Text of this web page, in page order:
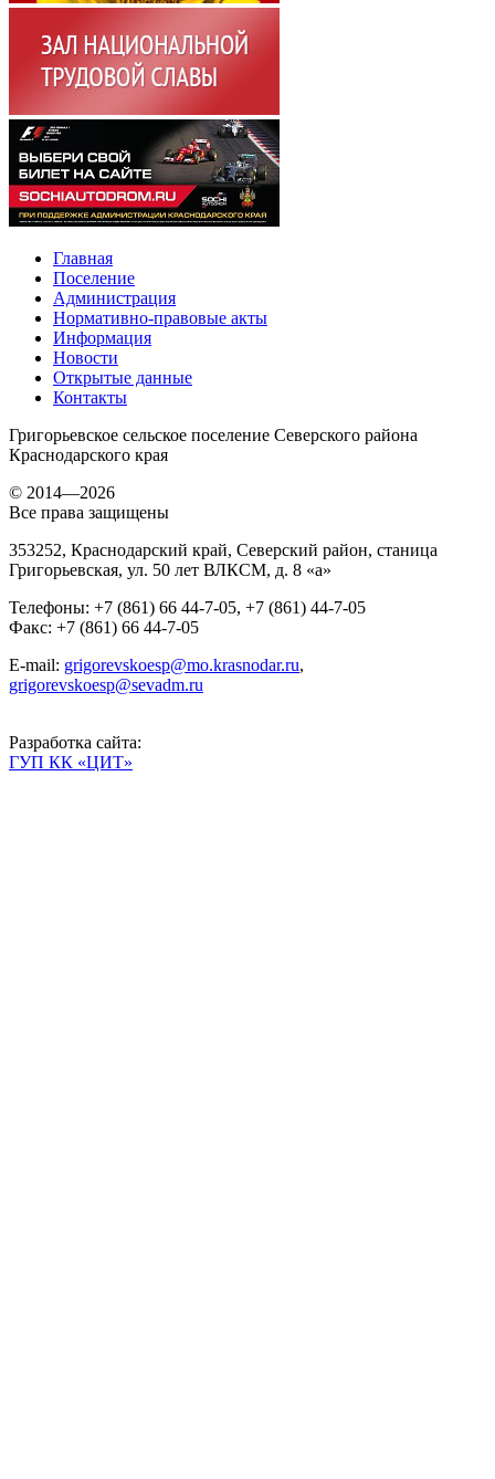
Главная
Поселение
Администрация
Нормативно-правовые акты
Информация
Новости
Открытые данные
Контакты
Григорьевское сельское поселение Северского района
Краснодарского края
© 2014—2026
Все права защищены
353252, Краснодарский край, Северский район, станица
Григорьевская, ул. 50 лет ВЛКСМ, д. 8 «а»
Телефоны: +7 (861) 66 44-7-05, +7 (861) 44-7-05
Факс: +7 (861) 66 44-7-05
E-mail: grigorevskoesp@mo.krasnodar.ru,
grigorevskoesp@sevadm.ru
Разработка сайта:
ГУП КК «ЦИТ»